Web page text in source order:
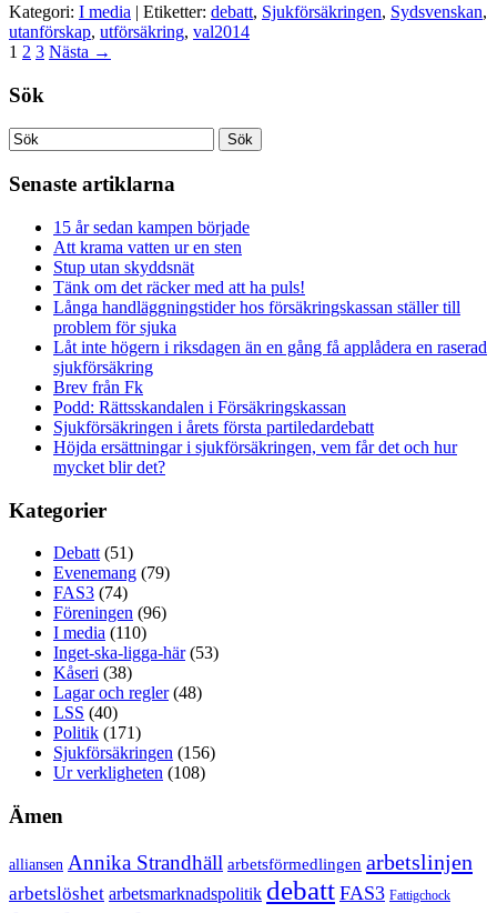
Kategori: I media | Etiketter: debatt, Sjukförsäkringen, Sydsvenskan,
utanförskap, utförsäkring, val2014
1 2 3 Nästa →
Sök
Senaste artiklarna
15 år sedan kampen började
Att krama vatten ur en sten
Stup utan skyddsnät
Tänk om det räcker med att ha puls!
Långa handläggningstider hos försäkringskassan ställer till
problem för sjuka
Låt inte högern i riksdagen än en gång få applådera en raserad
sjukförsäkring
Brev från Fk
Podd: Rättsskandalen i Försäkringskassan
Sjukförsäkringen i årets första partiledardebatt
Höjda ersättningar i sjukförsäkringen, vem får det och hur
mycket blir det?
Kategorier
Debatt (51)
Evenemang (79)
FAS3 (74)
Föreningen (96)
I media (110)
Inget-ska-ligga-här(53)
Kåseri (38)
Lagar och regler(48)
LSS (40)
Politik (171)
Sjukförsäkringen (156)
Ur verkligheten (108)
Ämen
alliansen Annika Strandhäll arbetsförmedlingen arbetslinjen
arbetslöshet arbetsmarknadspolitik debatt FAS3 Fattigchock